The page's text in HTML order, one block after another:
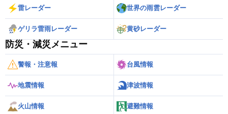
雷レーダー 世界の雨雲レーダー
ゲリラ雷雨レーダー 黄砂レーダー
防災・減災メニュー
警報・注意報 台風情報
地震情報 津波情報
火山情報 避難情報